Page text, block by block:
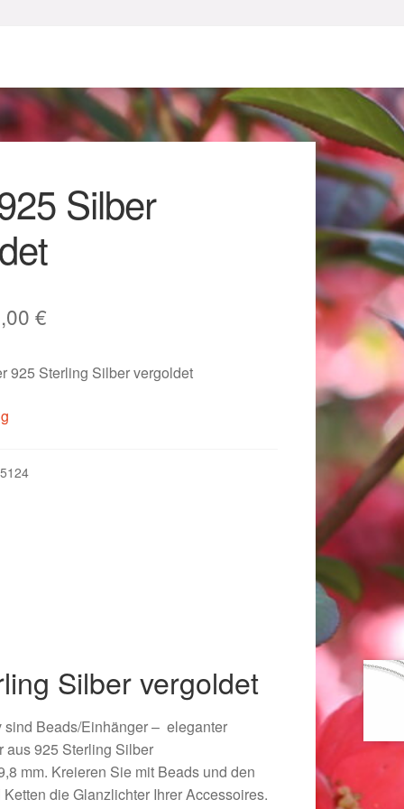
Silber
€
€Aktueller
ist:
925 Sterling Silber vergoldet
Silber vergoldet
sind Beads/Einhänger – eleganter
aus 925 Sterling Silber
mm. Kreieren Sie mit Beads und den
die Glanzlichter Ihrer Accessoires.